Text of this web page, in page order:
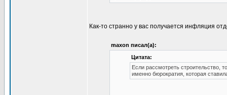
Как-то странно у вас получается инфляция
maxon писал(а):
Цитата:
Если рассмотреть строительство,
именно бюрократия, которая